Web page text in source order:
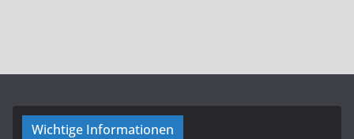
Wichtige Informationen